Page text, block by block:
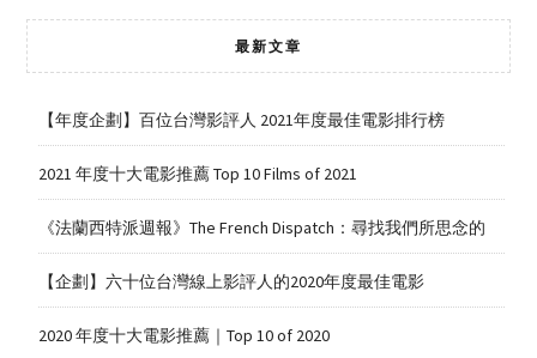
最新文章
【年度企劃】百位台灣影評人 2021年度最佳電影排行榜
2021 年度十大電影推薦 Top 10 Films of 2021
《法蘭西特派週報》The French Dispatch：尋找我們所思念的
【企劃】六十位台灣線上影評人的2020年度最佳電影
2020 年度十大電影推薦｜Top 10 of 2020